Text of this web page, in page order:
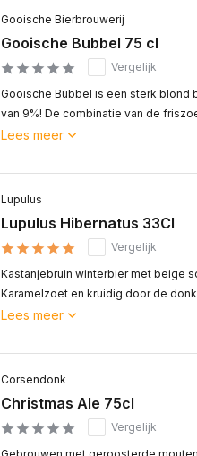
Gooische Bierbrouwerij
Gooische Bubbel 75 cl
Vergelijk
Gooische Bubbel is een sterk blond
van 9%! De combinatie van de
Lees meer
Lupulus
Lupulus Hibernatus 33Cl
Vergelijk
Kastanjebruin winterbier met beige
Karamelzoet en kruidig door de
Lees meer
Corsendonk
Christmas Ale 75cl
Vergelijk